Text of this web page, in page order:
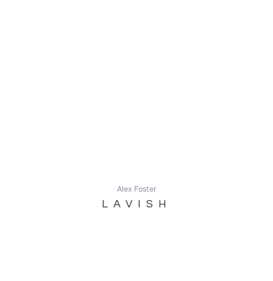
Alex Foster
LAVISH